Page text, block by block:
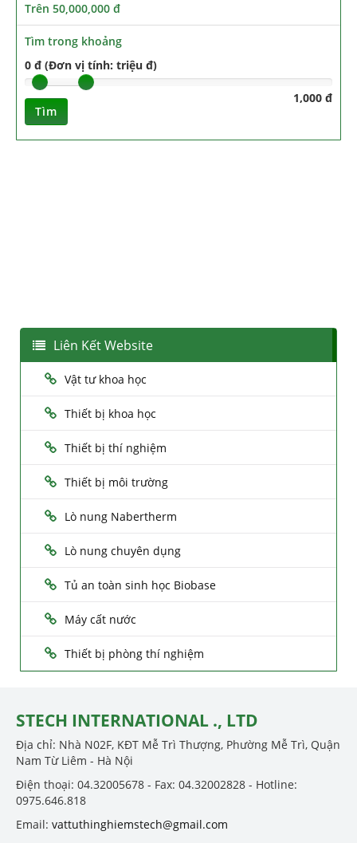
Trên 50,000,000 đ
Tìm trong khoảng
0 đ (Đơn vị tính: triệu đ)
1,000 đ
Tìm
Liên Kết Website
Vật tư khoa học
Thiết bị khoa học
Thiết bị thí nghiệm
Thiết bị môi trường
Lò nung Nabertherm
Lò nung chuyên dụng
Tủ an toàn sinh học Biobase
Máy cất nước
Thiết bị phòng thí nghiệm
STECH INTERNATIONAL ., LTD
Địa chỉ: Nhà N02F, KĐT Mễ Trì Thượng, Phường Mễ Trì, Quận
Nam Từ Liêm - Hà Nội
Điện thoại: 04.32005678 - Fax: 04.32002828 - Hotline:
0975.646.818
Email: vattuthinghiemstech@gmail.com